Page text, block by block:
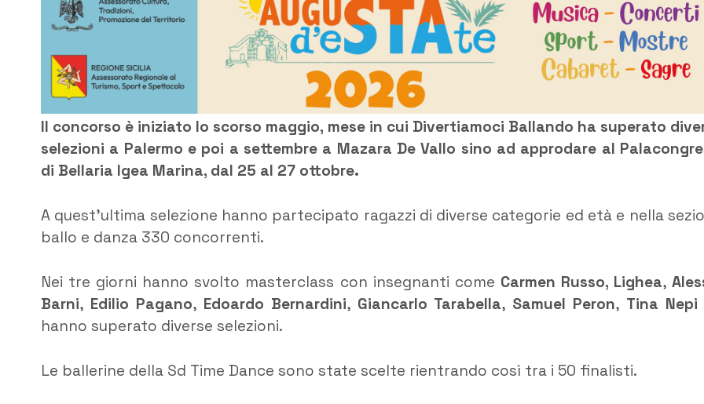
Il concorso è iniziato lo scorso maggio, mese in cui Divertiamoci Ballando ha superato
selezioni a Palermo e poi a settembre a Mazara De Vallo sino ad approdare al
di Bellaria Igea Marina, dal 25 al 27 ottobre.
A quest’ultima selezione hanno partecipato ragazzi di diverse categorie ed età e nella
ballo e danza 330 concorrenti.
Nei tre giorni hanno svolto masterclass con insegnanti come Carmen Russo, Lighea,
Barni, Edilio Pagano, Edoardo Bernardini, Giancarlo Tarabella, Samuel Peron, Tina Nepi
hanno superato diverse selezioni.
Le ballerine della Sd Time Dance sono state scelte rientrando così tra i 50 finalisti.